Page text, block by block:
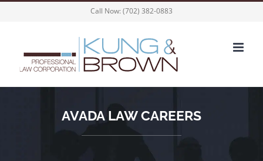
Call Now: (702) 382-0883
AVADA LAW CAREERS